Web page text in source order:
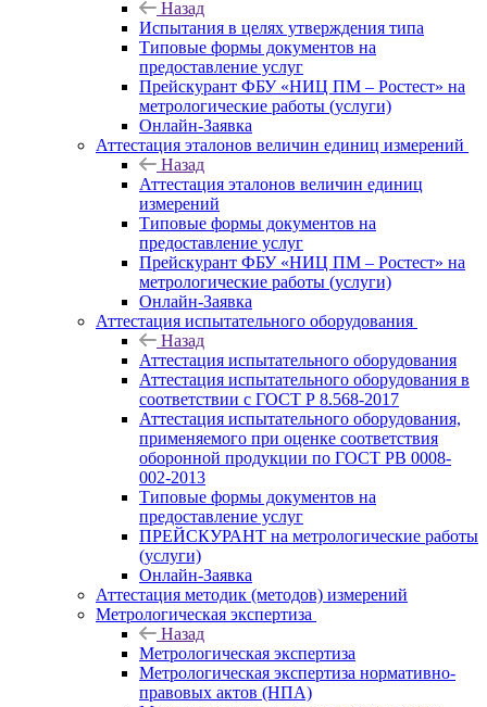
Назад
Испытания в целях утверждения типа
Типовые формы документов на
предоставление услуг
Прейскурант ФБУ «НИЦ ПМ – Ростест» на
метрологические работы (услуги)
Онлайн-Заявка
Аттестация эталонов величин единиц измерений
Назад
Аттестация эталонов величин единиц
измерений
Типовые формы документов на
предоставление услуг
Прейскурант ФБУ «НИЦ ПМ – Ростест» на
метрологические работы (услуги)
Онлайн-Заявка
Аттестация испытательного оборудования
Назад
Аттестация испытательного оборудования
Аттестация испытательного оборудования в
соответствии с ГОСТ Р 8.568-2017
Аттестация испытательного оборудования,
применяемого при оценке соответствия
оборонной продукции по ГОСТ РВ 0008-
002-2013
Типовые формы документов на
предоставление услуг
ПРЕЙСКУРАНТ на метрологические работы
(услуги)
Онлайн-Заявка
Аттестация методик (методов) измерений
Метрологическая экспертиза
Назад
Метрологическая экспертиза
Метрологическая экспертиза нормативно-
правовых актов (НПА)